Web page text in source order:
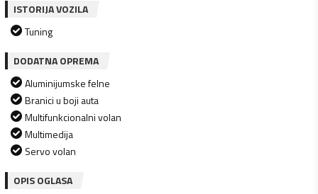
ISTORIJA VOZILA
Tuning
DODATNA OPREMA
Aluminijumske felne
Branici u boji auta
Multifunkcionalni volan
Multimedija
Servo volan
OPIS OGLASA